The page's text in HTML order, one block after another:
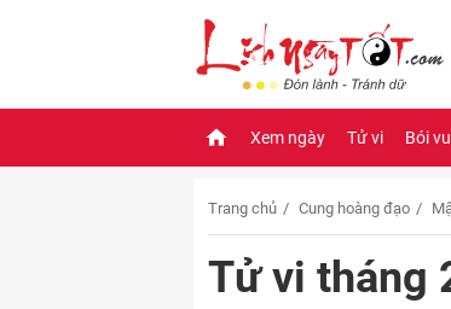
Xem ngày Tử vi Bói
Trang chủ Cung hoàng đạo
Tử vi tháng